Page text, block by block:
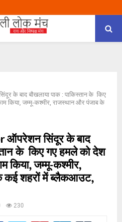
के बाद बौखलाया पाक : पाकिस्तान के किए
किया, जम्मू-कश्मीर, राजस्थान और पंजाब के
सिंदूर के बाद
के किए गए हमले को देश
किया, जम्मू-कश्मीर,
कई शहरों में ब्लैकआउट,
230